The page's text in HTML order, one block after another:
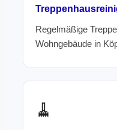
Regelmäßige
Wohngebäude in
🧹